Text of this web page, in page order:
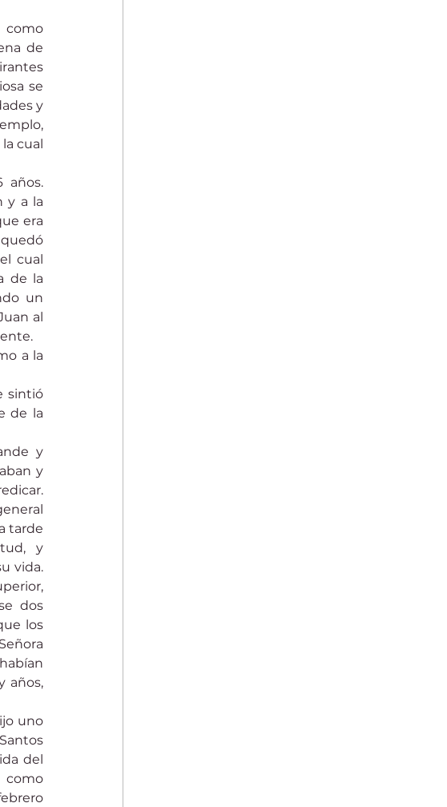
como
de
se
y
cual
años.
y a la
era
quedó
cual
de la
un
al
a la
sintió
de la
y
y
tarde
y
vida.
dos
los
años,
uno
del
como